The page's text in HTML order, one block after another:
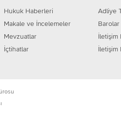
Hukuk Haberleri
Makale ve İncelemeler
Mevzuatlar
İçtihatlar
Adliye
İletişim